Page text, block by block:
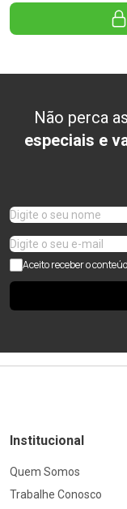
Não perca
especiais e
Aceito receber o
Institucional
Quem Somos
Trabalhe Conosco